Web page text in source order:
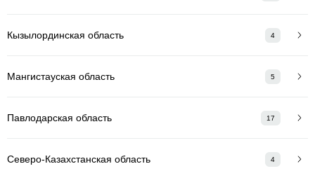
Кызылординская область 4
Мангистауская область 5
Павлодарская область 17
Северо-Казахстанская область 4